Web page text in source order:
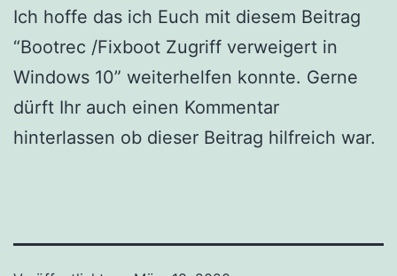
Ich hoffe das ich Euch mit diesem Beitrag
“Bootrec /Fixboot Zugriff verweigert in
Windows 10” weiterhelfen konnte. Gerne
dürft Ihr auch einen Kommentar
hinterlassen ob dieser Beitrag hilfreich war.